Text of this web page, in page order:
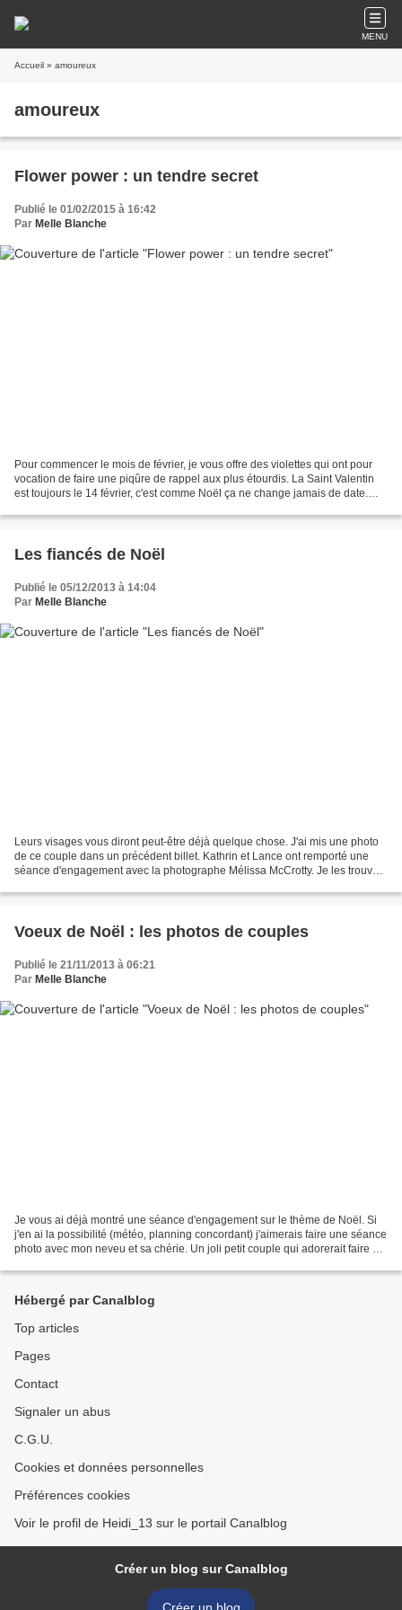
MENU
Accueil » amoureux
amoureux
Flower power : un tendre secret
Publié le 01/02/2015 à 16:42
Par Melle Blanche
Pour commencer le mois de février, je vous offre des violettes qui ont pour
vocation de faire une piqûre de rappel aux plus étourdis. La Saint Valentin
est toujours le 14 février, c'est comme Noël ça ne change jamais de date.
Les fiancés de Noël
Publié le 05/12/2013 à 14:04
Par Melle Blanche
Leurs visages vous diront peut-être déjà quelque chose. J'ai mis une photo
de ce couple dans un précédent billet. Kathrin et Lance ont remporté une
séance d'engagement avec la photographe Mélissa McCrotty. Je les trouve
Voeux de Noël : les photos de couples
Publié le 21/11/2013 à 06:21
Par Melle Blanche
Je vous ai déjà montré une séance d'engagement sur le thème de Noël. Si
j'en ai la possibilité (météo, planning concordant) j'aimerais faire une séance
photo avec mon neveu et sa chérie. Un joli petit couple qui adorerait faire ce
Hébergé par Canalblog
Top articles
Pages
Contact
Signaler un abus
C.G.U.
Cookies et données personnelles
Préférences cookies
Voir le profil de Heidi_13 sur le portail Canalblog
Créer un blog sur Canalblog